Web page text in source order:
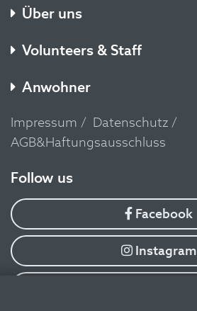
Über uns
Volunteers & Staff
Anwohner
Impressum
Datenschutz
AGB&Haftungsausschluss
​Follow us
Facebook
Instagram